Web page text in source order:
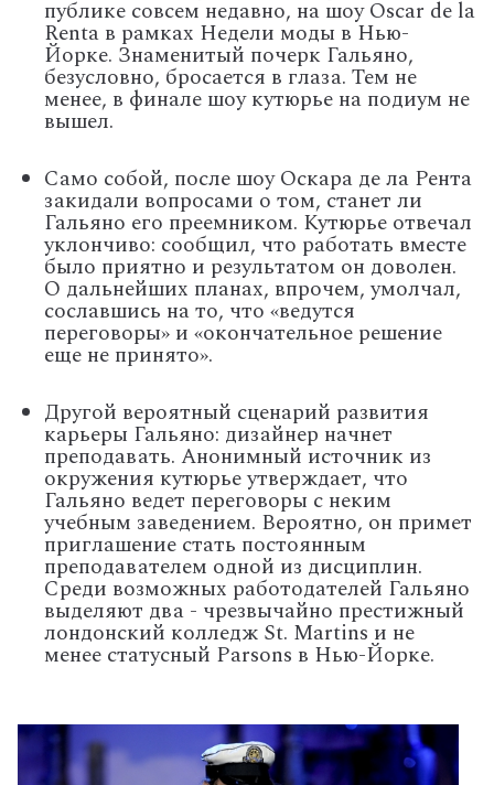
публике совсем недавно, на шоу Oscar de la
Renta в рамках Недели моды в Нью-
Йорке. Знаменитый почерк Гальяно,
безусловно, бросается в глаза. Тем не
менее, в финале шоу кутюрье на подиум не
вышел.
Само собой, после шоу Оскара де ла Рента
закидали вопросами о том, станет ли
Гальяно его преемником. Кутюрье отвечал
уклончиво: сообщил, что работать вместе
было приятно и результатом он доволен.
О дальнейших планах, впрочем, умолчал,
сославшись на то, что «ведутся
переговоры» и «окончательное решение
еще не принято».
Другой вероятный сценарий развития
карьеры Гальяно: дизайнер начнет
преподавать. Анонимный источник из
окружения кутюрье утверждает, что
Гальяно ведет переговоры с неким
учебным заведением. Вероятно, он примет
приглашение стать постоянным
преподавателем одной из дисциплин.
Среди возможных работодателей Гальяно
выделяют два - чрезвычайно престижный
лондонский колледж St. Martins и не
менее статусный Parsons в Нью-Йорке.